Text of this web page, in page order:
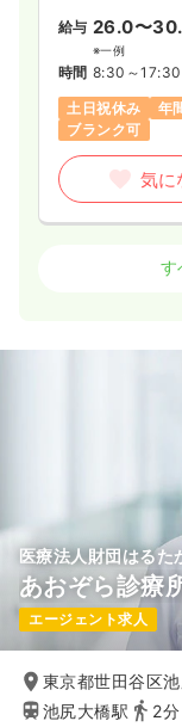
日勤のみ（常勤
給与
※一例
時間 9:00～17:30
日祝休み
4週
気
検診・健診保
給与 25.0 万円/月
給与 26.0〜
※一例
時間 8:30～17:30
土日祝休み
年
ブランク可
気に
気に
日勤のみ（パ
給与 時給2,000
時間 8:30～12:30
土日祝休み
す
医療法人財団はるた
あおぞら診療
エージェント求人
東京都世田谷区
池尻大橋駅
2分